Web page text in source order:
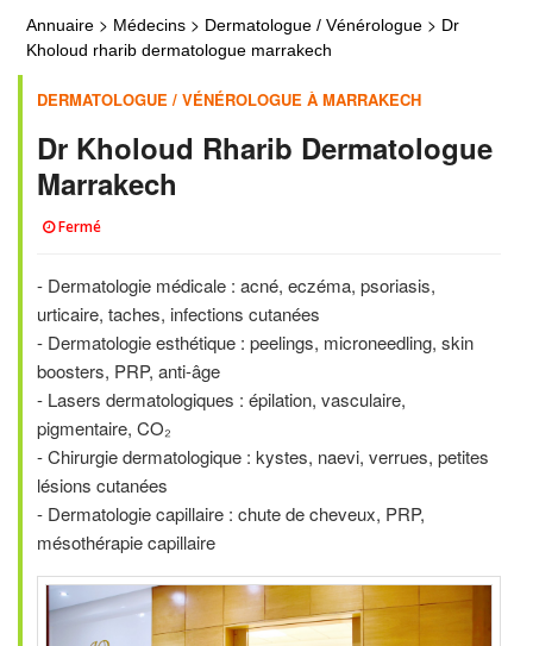
Annuaire > Médecins > Dermatologue / Vénérologue > Dr
Kholoud rharib dermatologue marrakech
DERMATOLOGUE / VÉNÉROLOGUE À MARRAKECH
Dr Kholoud Rharib Dermatologue
Marrakech
Fermé
- Dermatologie médicale : acné, eczéma, psoriasis,
urticaire, taches, infections cutanées
- Dermatologie esthétique : peelings, microneedling, skin
boosters, PRP, anti-âge
- Lasers dermatologiques : épilation, vasculaire,
pigmentaire, CO₂
- Chirurgie dermatologique : kystes, naevi, verrues, petites
lésions cutanées
- Dermatologie capillaire : chute de cheveux, PRP,
mésothérapie capillaire